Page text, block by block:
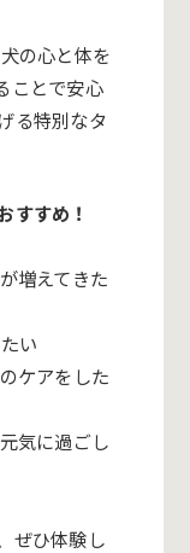
の心と体を
ことで安心
る特別なタ
すすめ！
増えてきた
い
ケアをした
気に過ごし
ぜひ体験し